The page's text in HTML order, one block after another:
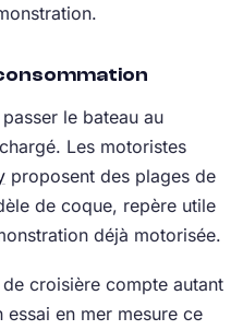
le bateau au
Les motoristes
proposent des plages de
de coque, repère utile
déjà motorisée.
croisière compte autant
en mer mesure ce